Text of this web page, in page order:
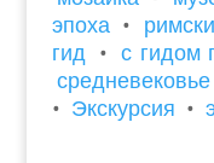
эпоха •
гид • с гидом
средневековье
• Экскурсия •